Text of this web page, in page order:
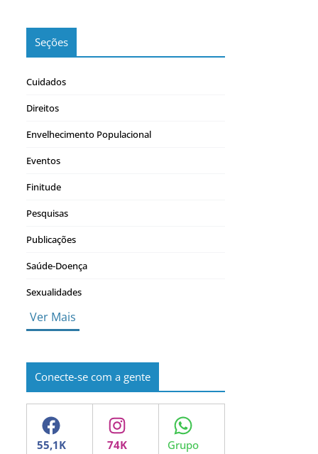
Seções
Cuidados
Direitos
Envelhecimento Populacional
Eventos
Finitude
Pesquisas
Publicações
Saúde-Doença
Sexualidades
Ver Mais
Conecte-se com a gente
Facebook Instagram WhatsApp